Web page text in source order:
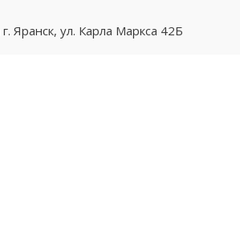
г. Яранск, ул. Карла Маркса 42Б